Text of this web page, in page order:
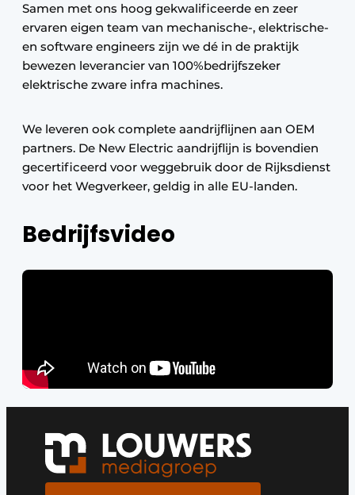
Samen met ons hoog gekwalificeerde en zeer
ervaren eigen team van mechanische-, elektrische-
en software engineers zijn we dé in de praktijk
bewezen leverancier van 100%bedrijfszeker
elektrische zware infra machines.
We leveren ook complete aandrijflijnen aan OEM
partners. De New Electric aandrijflijn is bovendien
gecertificeerd voor weggebruik door de Rijksdienst
voor het Wegverkeer, geldig in alle EU-landen.
Bedrijfsvideo